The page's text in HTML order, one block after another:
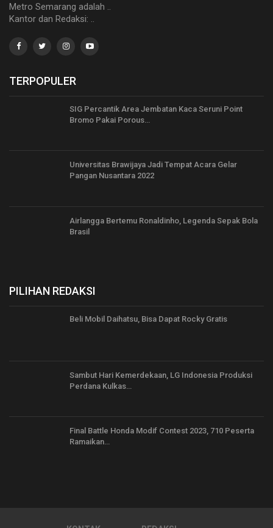
Metro Semarang adalah ..
Kantor dan Redaksi: ..
TERPOPULER
SIG Percantik Area Jembatan Kaca Seruni Point
Bromo Pakai Porous…
Universitas Brawijaya Jadi Tempat Acara Gelar
Pangan Nusantara 2022
Airlangga Bertemu Ronaldinho, Legenda Sepak Bola
Brasil
PILIHAN REDAKSI
Beli Mobil Daihatsu, Bisa Dapat Rocky Gratis
Sambut Hari Kemerdekaan, LG Indonesia Produksi
Perdana Kulkas…
Final Battle Honda Modif Contest 2023, 710 Peserta
Ramaikan…